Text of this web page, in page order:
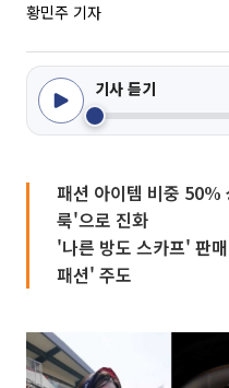
황민주 기자
기사 듣기
패션 아이템 비중
룩'으로 진화
'나른 방도 스카프' 판
패션' 주도